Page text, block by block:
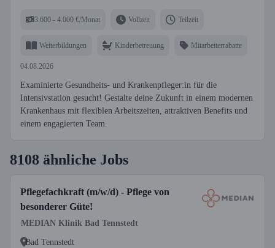
3.600 - 4.000 €/Monat Vollzeit Teilzeit
Weiterbildungen Kinderbetreuung Mitarbeiterrabatte
04.08.2026
Examinierte Gesundheits- und Krankenpfleger:in für die
Intensivstation gesucht! Gestalte deine Zukunft in einem modernen
Krankenhaus mit flexiblen Arbeitszeiten, attraktiven Benefits und
einem engagierten Team.
8108 ähnliche Jobs
Pflegefachkraft (m/w/d) - Pflege von
besonderer Güte!
MEDIAN Klinik Bad Tennstedt
Bad Tennstedt